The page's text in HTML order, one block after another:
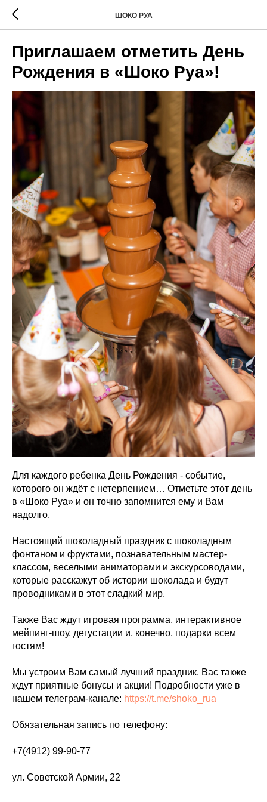
ШОКО РУА
Приглашаем отметить День
Рождения в «Шоко Руа»!
Для каждого ребенка День Рождения - событие,
которого он ждёт с нетерпением… Отметьте этот день
в «Шоко Руа» и он точно запомнится ему и Вам
надолго.
Настоящий шоколадный праздник с шоколадным
фонтаном и фруктами, познавательным мастер-
классом, веселыми аниматорами и экскурсоводами,
которые расскажут об истории шоколада и будут
проводниками в этот сладкий мир.
Также Вас ждут игровая программа, интерактивное
мейпинг-шоу, дегустации и, конечно, подарки всем
гостям!
Мы устроим Вам самый лучший праздник. Вас также
ждут приятные бонусы и акции! Подробности уже в
нашем телеграм-канале: https://t.me/shoko_rua
Обязательная запись по телефону:
+7(4912) 99-90-77
ул. Советской Армии, 22